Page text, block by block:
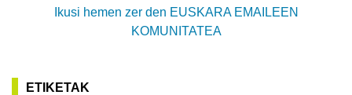
Ikusi hemen zer den EUSKARA EMAILEEN
KOMUNITATEA
ETIKETAK